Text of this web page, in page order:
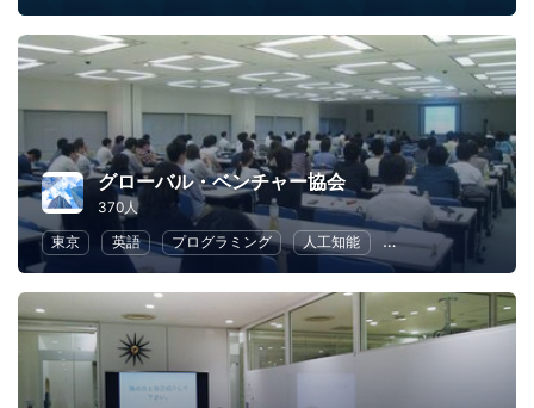
グローバル・ベンチャー協会
370人
東京
英語 プログラミング 人工知能 異業種交流